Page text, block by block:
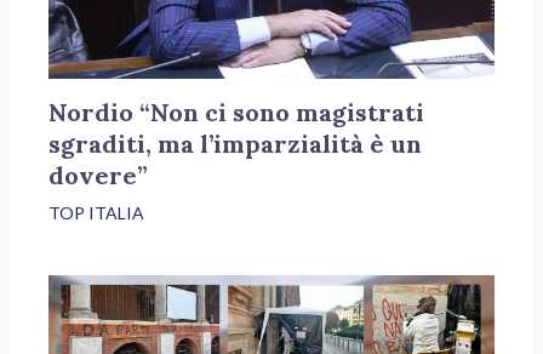
Nordio “Non ci sono magistrati
sgraditi, ma l’imparzialità è un
dovere”
TOP ITALIA